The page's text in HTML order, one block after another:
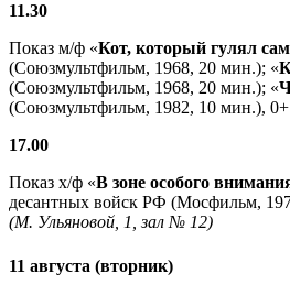
11.30
Показ м/ф «Кот, который гулял сам
(Союзмультфильм, 1968, 20 мин.); «
(Союзмультфильм, 1968, 20 мин.); «
(Союзмультфильм, 1982, 10 мин.), 0+
17.00
Показ х/ф «В зоне особого
десантных войск РФ (Мосфильм,
(М. Ульяновой, 1, зал № 12)
11 августа (вторник)